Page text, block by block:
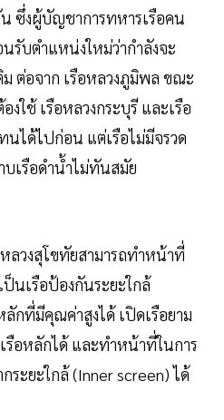
ซึ่งผู้บัญชาการทหารเรือคน
รับตำแหน่งใหม่ว่ากำลังจะ
ต่อจาก เรือหลวงภูมิพล ขณะ
ใช้ เรือหลวงกระบุรี และเรือ
ได้ไปก่อน แต่เรือไม่มีจรวด
เรือดำน้ำไม่ทันสมัย
ลวงสุโขทัยสามารถทำหน้าที่
นเรือป้องกันระยะใกล้
กที่มีคุณค่าสูงได้ เปิดเรือยาม
รือหลักได้ และทำหน้าที่ในการ
ระยะใกล้ (Inner screen) ได้